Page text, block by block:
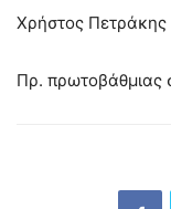
Χρήστος Πετράκης
Πρ. πρωτοβάθμιας